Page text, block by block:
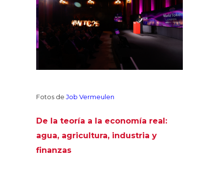
Fotos de Job Vermeulen
De la teoría a la economía real:
agua, agricultura, industria y
finanzas